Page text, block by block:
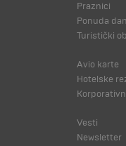
Praznici
Ponuda
Turistički
Avio karte
Hotelske
Vesti
Newsletter